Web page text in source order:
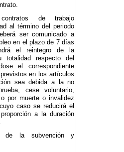
de trabajo
al término del periodo
ser comunicado a
en el plazo de 7 días
el reintegro de la
totalidad respecto del
el correspondiente
en los artículos
sea debida a la no
cese voluntario,
por muerte o invalidez
caso se reducirá el
a la duración
de la subvención y